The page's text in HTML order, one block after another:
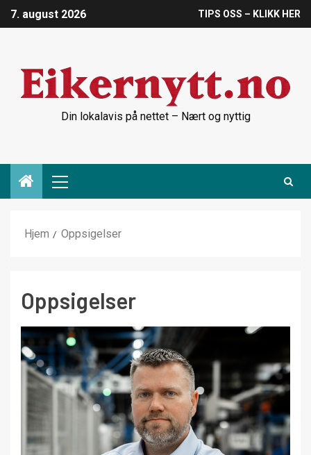
7. august 2026 TIPS OSS – KLIKK HER
Din lokalavis på nettet – Nært og nyttig
Hjem Oppsigelser
Oppsigelser